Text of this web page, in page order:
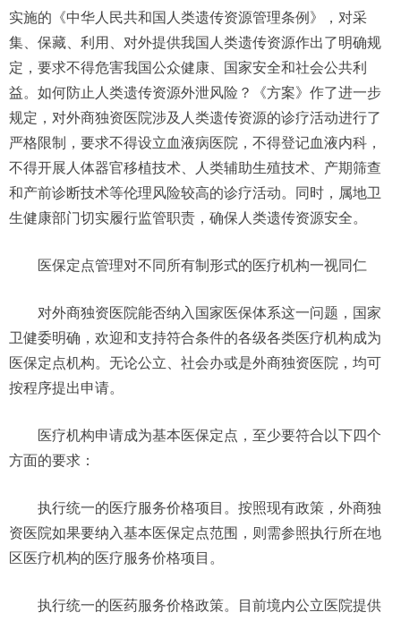
实施的《中华人民共和国人类遗传资源管理条例》，对采
集、保藏、利用、对外提供我国人类遗传资源作出了明确规
定，要求不得危害我国公众健康、国家安全和社会公共利
益。如何防止人类遗传资源外泄风险？《方案》作了进一步
规定，对外商独资医院涉及人类遗传资源的诊疗活动进行了
严格限制，要求不得设立血液病医院，不得登记血液内科，
不得开展人体器官移植技术、人类辅助生殖技术、产期筛查
和产前诊断技术等伦理风险较高的诊疗活动。同时，属地卫
生健康部门切实履行监管职责，确保人类遗传资源安全。
医保定点管理对不同所有制形式的医疗机构一视同仁
对外商独资医院能否纳入国家医保体系这一问题，国家
卫健委明确，欢迎和支持符合条件的各级各类医疗机构成为
医保定点机构。无论公立、社会办或是外商独资医院，均可
按程序提出申请。
医疗机构申请成为基本医保定点，至少要符合以下四个
方面的要求：
执行统一的医疗服务价格项目。按照现有政策，外商独
资医院如果要纳入基本医保定点范围，则需参照执行所在地
区医疗机构的医疗服务价格项目。
执行统一的医药服务价格政策。目前境内公立医院提供